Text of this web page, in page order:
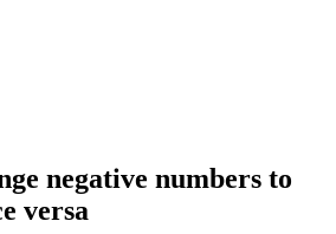
negative numbers to
versa